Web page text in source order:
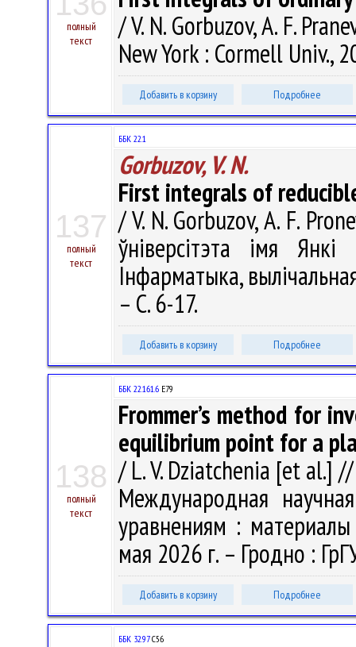
полный
текст
/ V. N. Gorbuzov, A. F.
New York : Cormell Univ.,
Добавить в корзину Подробнее
137
полный
текст
ББК 22.1
Gorbuzov, V. N.
First integrals of
/ V. N. Gorbuzov, A. F.
ўніверсітэта імя
Інфарматыка,
– С. 6-17.
Добавить в корзину Подробнее
138
полный
текст
ББК 22.161.6 Е79
Frommer’s method for
equilibrium point for a
/ L. V. Dziatchenia [et al.]
Международная
уравнениям :
мая 2026 г. – Гродно :
Добавить в корзину Подробнее
ББК 32.97С56